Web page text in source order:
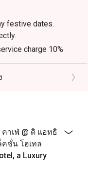
ที่ลงตัวระหว่าง การ
ร่วมสมัย ที่ให้ความ
บรรยากาศภายในได้
อย่างเต็มที่ สร้าง
ะได้ลิ้มลองเมนูอาหาร
งมี บุฟเฟ่ต์ที่หลาก
มเครื่องดื่มน้ำผลไม้
ได้เอง
festive dates.
charge 10%
12:00 PM – 2:30
PM
la carte orders.
of VAT and
indicated under
าเฟ่ @ ดิ แอทธิ
ชั่น โฮเทล
a Luxury